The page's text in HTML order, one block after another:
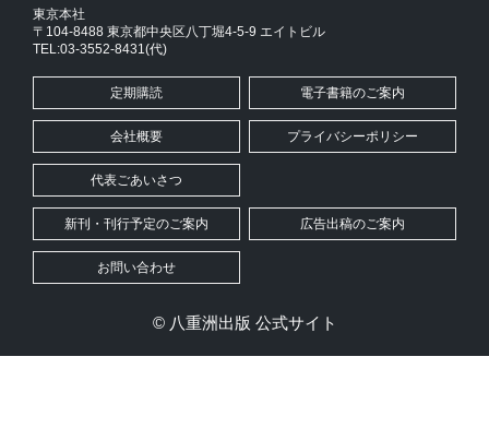
東京本社
〒104-8488 東京都中央区八丁堀4-5-9 エイトビル
TEL:03-3552-8431(代)
定期購読 電子書籍のご案内
会社概要 プライバシーポリシー
代表ごあいさつ
新刊・刊行予定のご案内 広告出稿のご案内
お問い合わせ
© 八重洲出版 公式サイト